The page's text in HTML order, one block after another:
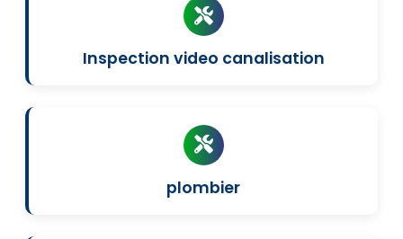
Inspection video canalisation
plombier